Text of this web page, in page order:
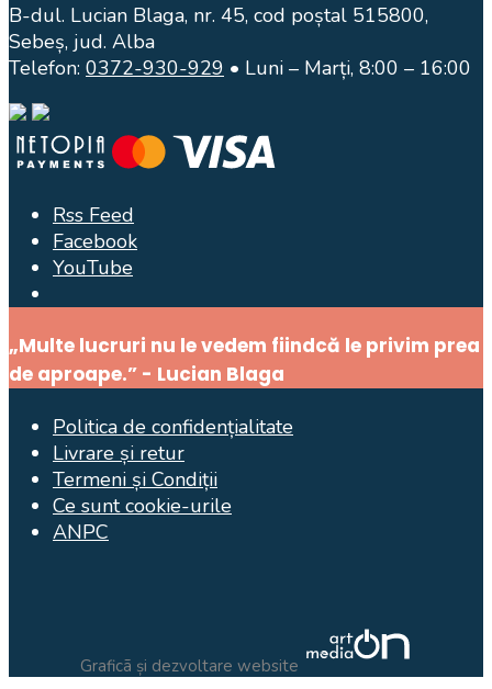
B-dul. Lucian Blaga, nr. 45, cod poștal 515800,
Sebeș, jud. Alba
Telefon: 0372-930-929 • Luni – Marți, 8:00 – 16:00
Rss Feed
Facebook
YouTube
Window
„Multe lucruri nu le vedem fiindcă le privim prea
de aproape.” - Lucian Blaga
Politica de confidențialitate
Livrare și retur
Termeni și Condiții
Ce sunt cookie-urile
ANPC
Graficã și dezvoltare website